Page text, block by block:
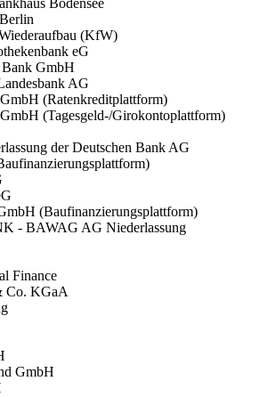
Bodensee
(KfW)
eG
GmbH
AG
(Ratenkreditplattform)
(Tagesgeld-/Girokontoplattform)
der Deutschen Bank AG
(Baufinanzierungsplattform)
- BAWAG AG Niederlassung
Finance
Co. KGaA
GmbH